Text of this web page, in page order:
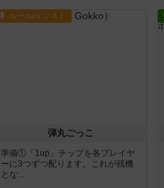
ルール/インスト
弾丸ごっこ
準備①「1up」チップを各プレイヤ
ーに3つずつ配ります。これが残機
とな...